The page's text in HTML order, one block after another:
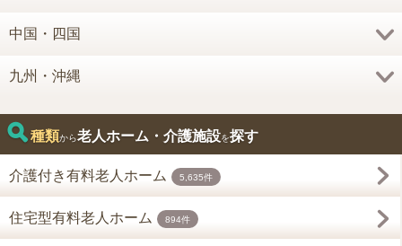
中国・四国
九州・沖縄
種類から老人ホーム・介護施設を探す
介護付き有料老人ホーム 5,635件
住宅型有料老人ホーム 894件